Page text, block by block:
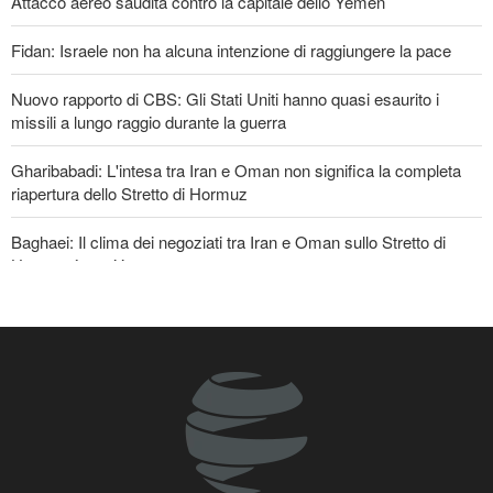
Fidan: Israele non ha alcuna intenzione di raggiungere la pace
Nuovo rapporto di CBS: Gli Stati Uniti hanno quasi esaurito i
missili a lungo raggio durante la guerra
Gharibabadi: L'intesa tra Iran e Oman non significa la completa
riapertura dello Stretto di Hormuz
Baghaei: Il clima dei negoziati tra Iran e Oman sullo Stretto di
Hormuz è positivo
Ibn al-Reza: La tecnologia nazionale dell'Iran è superiore a
qualsiasi sistema importato nella regione